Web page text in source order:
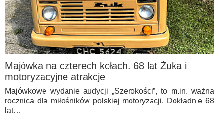
Majówka na czterech kołach. 68 lat Żuka i
motoryzacyjne atrakcje
Majówkowe wydanie audycji „Szerokości”, to m.in. ważna
rocznica dla miłośników polskiej motoryzacji. Dokładnie 68
lat…